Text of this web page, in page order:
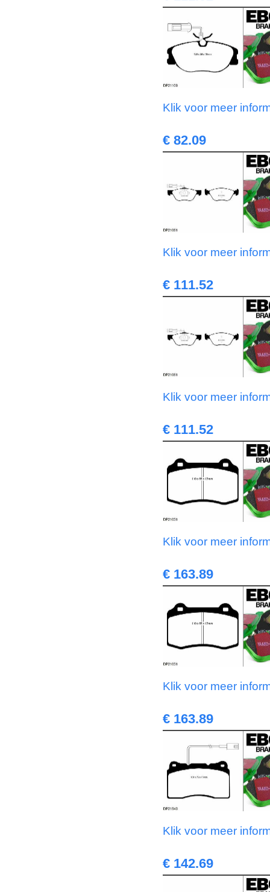
Klik voor meer
€ 82.09
Klik voor meer
€ 111.52
Klik voor meer
€ 111.52
Klik voor meer
€ 163.89
Klik voor meer
€ 163.89
Klik voor meer
€ 142.69